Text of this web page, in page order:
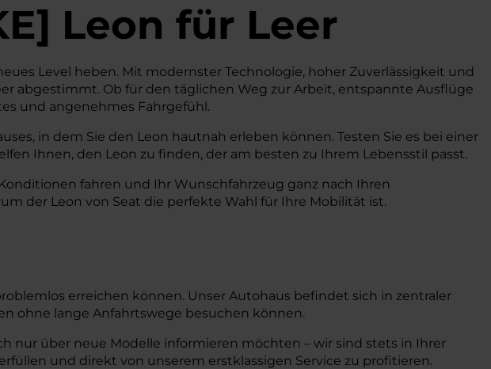
] Leon für Leer
Level heben. Mit modernster Technologie, hoher Zuverlässigkeit und
abgestimmt. Ob für den täglichen Weg zur Arbeit, entspannte Ausflüge
und angenehmes Fahrgefühl.
in dem Sie den Leon hautnah erleben können. Testen Sie es bei einer
Ihnen, den Leon zu finden, der am besten zu Ihrem Lebensstil passt.
fahren und Ihr Wunschfahrzeug ganz nach Ihren
der Leon von Seat die perfekte Wahl für Ihre Mobilität ist.
erreichen können. Unser Autohaus befindet sich in zentraler
ohne lange Anfahrtswege besuchen können.
nur über neue Modelle informieren möchten – wir sind stets in Ihrer
und direkt von unserem erstklassigen Service zu profitieren.